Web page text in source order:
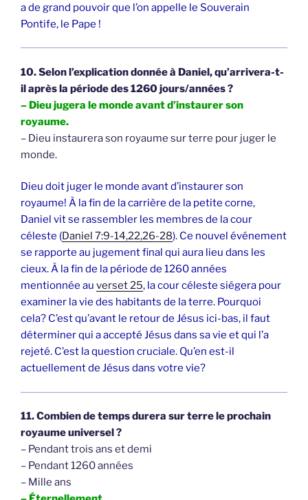
a de grand pouvoir que l’on appelle le Souverain
Pontife, le Pape !
10. Selon l’explication donnée à Daniel, qu’arrivera-t-
il après la période des 1260 jours/années ?
– Dieu jugera le monde avant d’instaurer son
royaume.
– Dieu instaurera son royaume sur terre pour juger le
monde.
Dieu doit juger le monde avant d’instaurer son
royaume! À la fin de la carrière de la petite corne,
Daniel vit se rassembler les membres de la cour
céleste (Daniel 7:9-14,22,26-28). Ce nouvel événement
se rapporte au jugement final qui aura lieu dans les
cieux. À la fin de la période de 1260 années
mentionnée au verset 25, la cour céleste siégera pour
examiner la vie des habitants de la terre. Pourquoi
cela? C’est qu’avant le retour de Jésus ici-bas, il faut
déterminer qui a accepté Jésus dans sa vie et qui l’a
rejeté. C’est la question cruciale. Qu’en est-il
actuellement de Jésus dans votre vie?
11. Combien de temps durera sur terre le prochain
royaume universel ?
– Pendant trois ans et demi
– Pendant 1260 années
– Mille ans